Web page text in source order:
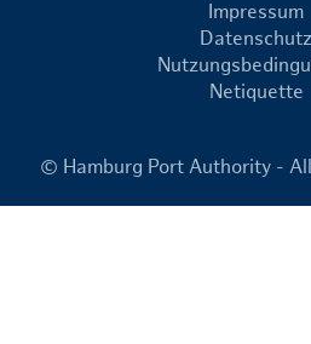
Impressum
Datenschutz
Netiquette
© Hamburg Port Authority -